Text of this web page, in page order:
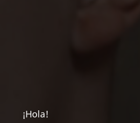
¡Hola!